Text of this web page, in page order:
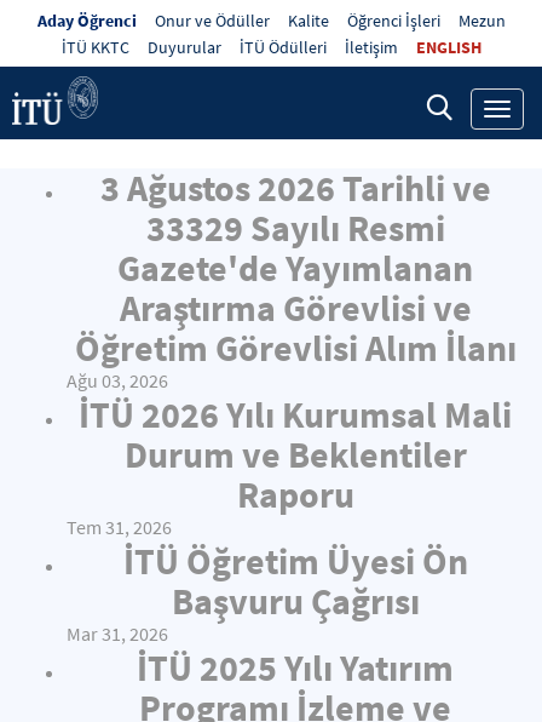
Aday Öğrenci Onur ve Ödüller Kalite Öğrenci İşleri
Mezun
İTÜ KKTC
Duyurular İTÜ Ödülleri İletişim ENGLISH
3 Ağustos 2026 Tarihli ve
33329 Sayılı Resmi
Gazete'de Yayımlanan
Araştırma Görevlisi ve
Öğretim Görevlisi Alım İlanı
Ağu 03, 2026
İTÜ 2026 Yılı Kurumsal Mali
Durum ve Beklentiler
Raporu
Tem 31, 2026
İTÜ Öğretim Üyesi Ön
Başvuru Çağrısı
Mar 31, 2026
İTÜ 2025 Yılı Yatırım
Programı İzleme ve